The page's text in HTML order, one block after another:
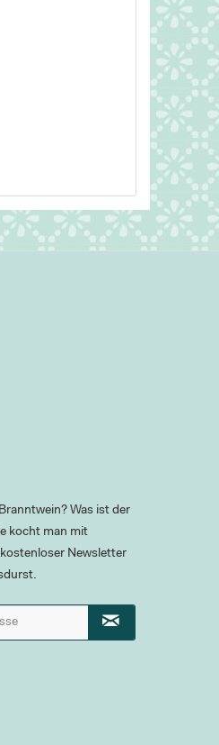
Was ist der
kocht man mit
Newsletter